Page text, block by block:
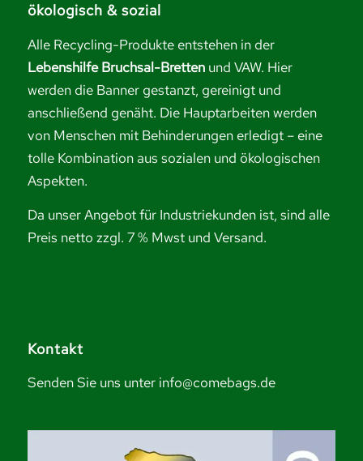
ökologisch & sozial
Alle Recycling-Produkte entstehen in der
Lebenshilfe Bruchsal-Bretten und VAW. Hier
werden die Banner gestanzt, gereinigt und
anschließend genäht. Die Hauptarbeiten werden
von Menschen mit Behinderungen erledigt – eine
tolle Kombination aus sozialen und ökologischen
Aspekten.
Da unser Angebot für Industriekunden ist, sind alle
Preis netto zzgl. 7 % Mwst und Versand.
Kontakt
Senden Sie uns unter info@comebags.de